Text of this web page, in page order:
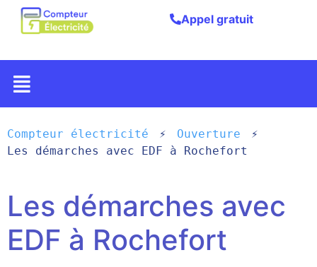
Appel gratuit
Compteur électricité
Ouverture
Les démarches avec EDF à Rochefort
Les démarches avec
EDF à Rochefort